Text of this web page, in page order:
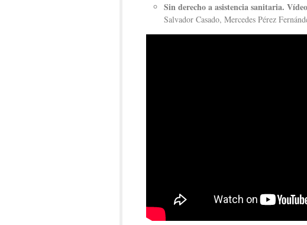
Sin derecho a asistencia sanitaria. Vídeo
Salvador Casado, Mercedes Pérez